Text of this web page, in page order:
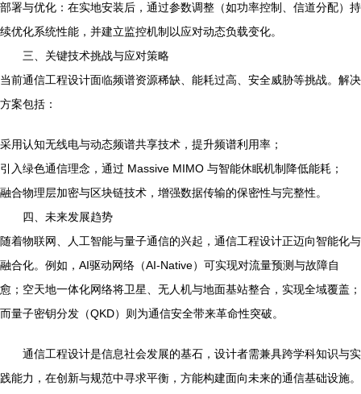
部署与优化：在实地安装后，通过参数调整（如功率控制、信道分配）持
续优化系统性能，并建立监控机制以应对动态负载变化。
三、关键技术挑战与应对策略
当前通信工程设计面临频谱资源稀缺、能耗过高、安全威胁等挑战。解决
方案包括：
采用认知无线电与动态频谱共享技术，提升频谱利用率；
引入绿色通信理念，通过 Massive MIMO 与智能休眠机制降低能耗；
融合物理层加密与区块链技术，增强数据传输的保密性与完整性。
四、未来发展趋势
随着物联网、人工智能与量子通信的兴起，通信工程设计正迈向智能化与
融合化。例如，AI驱动网络（AI-Native）可实现对流量预测与故障自
愈；空天地一体化网络将卫星、无人机与地面基站整合，实现全域覆盖；
而量子密钥分发（QKD）则为通信安全带来革命性突破。
通信工程设计是信息社会发展的基石，设计者需兼具跨学科知识与实
践能力，在创新与规范中寻求平衡，方能构建面向未来的通信基础设施。